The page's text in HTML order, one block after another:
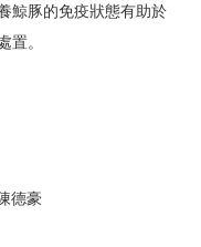
鯨豚的免疫狀態有助於
置。
德豪